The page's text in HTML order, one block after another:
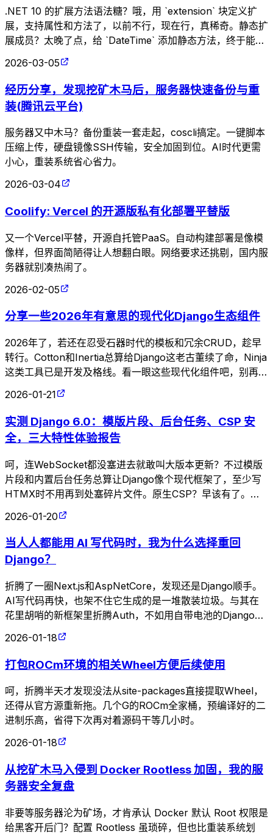
.NET 10 的扩展方法语法糖？哦，用 `extension` 块定义扩
展，支持属性和方法了，以前不行，现在行，真稀奇。静态扩
展成员？太晚了点，给 `DateTime` 添加静态方法，终于能优
2026-03-05
经历分享，发现挖矿木马后，服务器快速备份与重
装(腾讯云平台)
服务器又中木马？备份重装一套走起，coscli搞定。一键脚本
压缩上传，硬盘镜像SSH传输，安全加固到位。AI时代更需
小心，重装系统省心省力。
2026-03-04
Coolify: Vercel 的开源版私有化部署平替版
又一个Vercel平替，开源自托管PaaS。自动构建部署是像模
像样，但界面简陋得让人想翻白眼。网络要求还挑剔，国内服
务器就别凑热闹了。
2026-02-05
分享一些2026年有意思的现代化Django生态组件
2026年了，若还在忍受石器时代的模板和冗余CRUD，趁早
转行。Cotton和Inertia总算给Django这老古董续了命，Ninja
这类工具已是开发及格线。看一眼这些现代化组件吧，别再用
那些自我感动的低效代码来折磨审美了。
2026-01-21
实测 Django 6.0：模版片段、后台任务、CSP 安
全，三大特性体验报告
呵，连WebSocket都没塞进去就敢叫大版本更新？不过模版
片段和内置后台任务总算让Django像个现代框架了，至少写
HTMX时不用再到处塞碎片文件。原生CSP？早该有了。至
2026-01-20
当人人都能用 AI 写代码时，我为什么选择重回
Django？
折腾了一圈Next.js和AspNetCore，发现还是Django顺手。
AI写代码再快，也架不住它生成的是一堆散装垃圾。与其在
花里胡哨的新框架里折腾Auth，不如用自带电池的Django把
产品做稳。回旋镖来得真快。
2026-01-18
打包ROCm环境的相关Wheel方便后续使用
呵，折腾半天才发现没法从site-packages直接提取Wheel，
还得从官方源重新拖。几个G的ROCm全家桶，预编译好的二
进制乐高，省得下次再对着源码干等几小时。
2026-01-18
从挖矿木马入侵到 Docker Rootless 加固，我的服
务器安全复盘
非要等服务器沦为矿场，才肯承认 Docker 默认 Root 权限是
给黑客开后门？配置 Rootless 虽琐碎，但也比重装系统划